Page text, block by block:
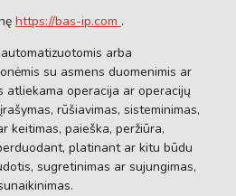
https://bas-ip.com .
arba
su asmens duomenimis ar
atliekama operacija ar operacijų
rūšiavimas, sisteminimas,
keitimas, paieška, peržiūra,
platinant ar kitu būdu
sugretinimas ar sujungimas,